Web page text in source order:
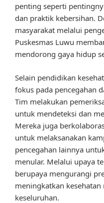
penting seperti
dan praktik kebersihan.
masyarakat melalui
Puskesmas Luwu
mendorong gaya hidup
Selain pendidikan
fokus pada pencegahan
Tim melakukan
untuk mendeteksi dan
Mereka juga
untuk melaksanakan
pencegahan lainnya
menular. Melalui upaya
berupaya mengurangi
meningkatkan kesehatan
keseluruhan.